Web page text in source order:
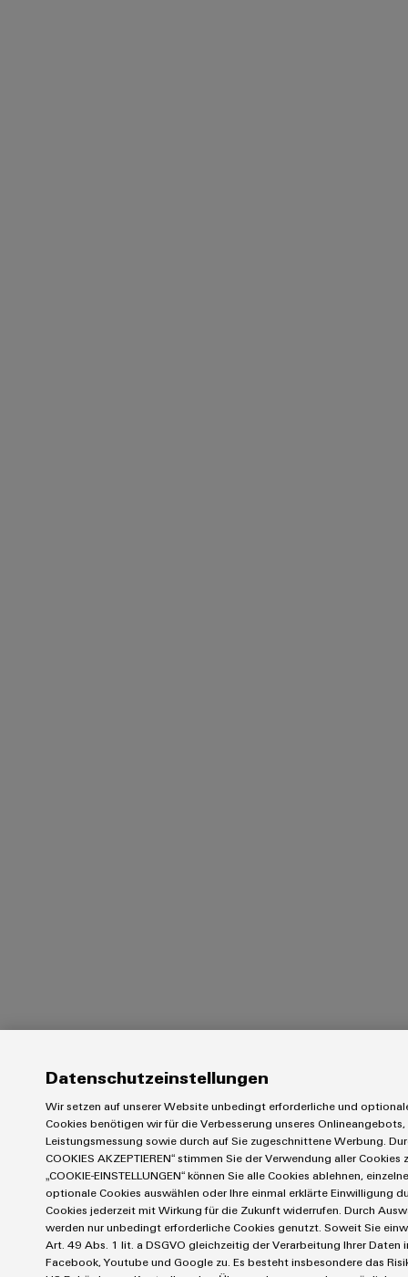
Datenschutzeinstellungen
Wir setzen auf unserer Website unbedingt erforderliche und
Cookies benötigen wir für die Verbesserung unseres Onlineangebots,
Leistungsmessung sowie durch auf Sie zugeschnittene Werbung.
COOKIES AKZEPTIEREN“ stimmen Sie der Verwendung aller
„COOKIE-EINSTELLUNGEN“ können Sie alle Cookies ablehnen,
optionale Cookies auswählen oder Ihre einmal erklärte Einwilligung
Cookies jederzeit mit Wirkung für die Zukunft widerrufen. Durch
werden nur unbedingt erforderliche Cookies genutzt. Soweit Sie
Art. 49 Abs. 1 lit. a DSGVO gleichzeitig der Verarbeitung Ihrer Daten
Facebook, Youtube und Google zu. Es besteht insbesondere das